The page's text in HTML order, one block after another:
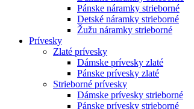
Pánske náramky strieborné
Detské náramky strieborné
Žužu náramky strieborné
Prívesky
Zlaté prívesky
Dámske prívesky zlaté
Pánske prívesky zlaté
Strieborné prívesky
Dámske prívesky strieborné
Pánske prívesky strieborné